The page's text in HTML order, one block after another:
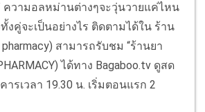
ความอลหม่านต่างๆจะวุ่นวายแค่ไหน
คู่จะเป็นอย่างไร ติดตามได้ใน ร้าน
สามารถรับชม “ร้านยา
ได้ทาง Bagaboo.tv ดูสด
รเวลา 19.30 น. เริ่มตอนแรก 2